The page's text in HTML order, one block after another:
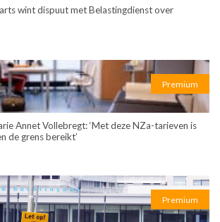
wint dispuut met Belastingdienst over
Premium
Annet Vollebregt: ‘Met deze NZa-tarieven is
de grens bereikt’
Premium